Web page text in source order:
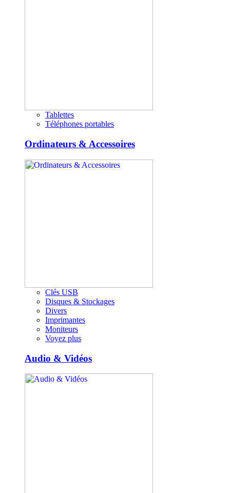
Tablettes
Téléphones portables
Ordinateurs & Accessoires
Clés USB
Disques & Stockages
Divers
Imprimantes
Moniteurs
Voyez plus
Audio & Vidéos